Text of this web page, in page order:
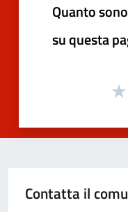
Quanto
su questa
Contatta il